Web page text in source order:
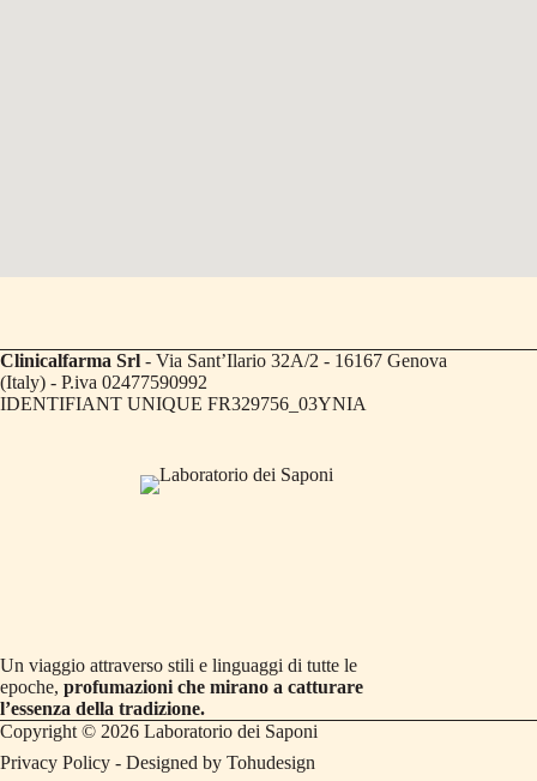
Clinicalfarma Srl - Via Sant’Ilario 32A/2 - 16167 Genova
(Italy) - P.iva 02477590992
IDENTIFIANT UNIQUE FR329756_03YNIA
Un viaggio attraverso stili e linguaggi di tutte le
epoche, profumazioni che mirano a catturare
l’essenza della tradizione.
Copyright © 2026 Laboratorio dei Saponi
Privacy Policy - Designed by Tohudesign